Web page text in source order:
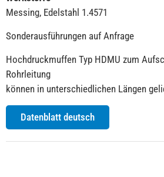
Messing, Edelstahl 1.4571
Sonderausführungen auf Anfrage
Hochdruckmuffen Typ HDMU zum
Rohrleitung
können in unterschiedlichen Längen
Datenblatt deutsch